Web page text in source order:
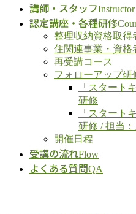
講師・スタッフInstructor
認定講座・各種研修
整理収納資格取得
住関連事業・資格
再受講コース
フォローアップ研
「スタート
研修
「スタート
研修 / 担当
開催日程
受講の流れFlow
よくある質問QA